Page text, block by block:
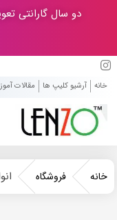
دو سال گارانتی
خانه آرشیو کلیپ ها مقالات
خانه فروشگاه